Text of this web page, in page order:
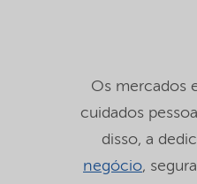
Os mercados
cuidados
disso, a
negócio,